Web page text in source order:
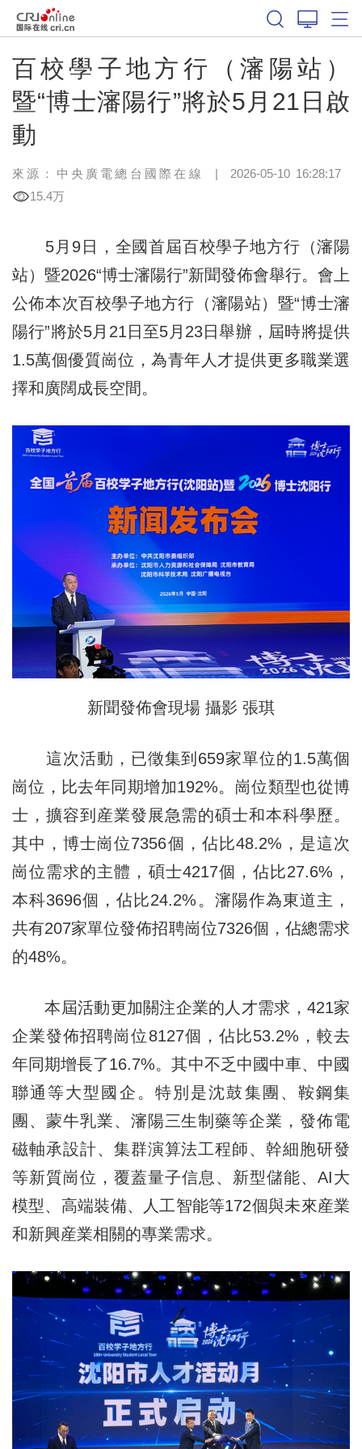
百校學子地方行（瀋陽站）
暨“博士瀋陽行”將於5月21日啟
動
來源：中央廣電總台國際在線 | 2026-05-10 16:28:17
15.4万
5月9日，全國首屆百校學子地方行（瀋陽
站）暨2026“博士瀋陽行”新聞發佈會舉行。會上
公佈本次百校學子地方行（瀋陽站）暨“博士瀋
陽行”將於5月21日至5月23日舉辦，屆時將提供
1.5萬個優質崗位，為青年人才提供更多職業選
擇和廣闊成長空間。
新聞發佈會現場 攝影 張琪
這次活動，已徵集到659家單位的1.5萬個
崗位，比去年同期增加192%。崗位類型也從博
士，擴容到産業發展急需的碩士和本科學歷。
其中，博士崗位7356個，佔比48.2%，是這次
崗位需求的主體，碩士4217個，佔比27.6%，
本科3696個，佔比24.2%。瀋陽作為東道主，
共有207家單位發佈招聘崗位7326個，佔總需求
的48%。
本屆活動更加關注企業的人才需求，421家
企業發佈招聘崗位8127個，佔比53.2%，較去
年同期增長了16.7%。其中不乏中國中車、中國
聯通等大型國企。特別是沈鼓集團、鞍鋼集
團、蒙牛乳業、瀋陽三生制藥等企業，發佈電
磁軸承設計、集群演算法工程師、幹細胞研發
等新質崗位，覆蓋量子信息、新型儲能、AI大
模型、高端裝備、人工智能等172個與未來産業
和新興産業相關的專業需求。